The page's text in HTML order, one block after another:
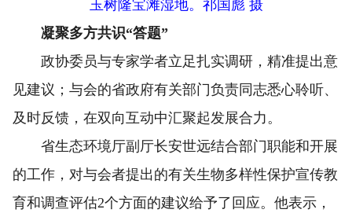
玉树隆宝滩湿地。祁国彪 摄
凝聚多方共识“答题”
政协委员与专家学者立足扎实调研，精准提出意
见建议；与会的省政府有关部门负责同志悉心聆听、
及时反馈，在双向互动中汇聚起发展合力。
省生态环境厅副厅长安世远结合部门职能和开展
的工作，对与会者提出的有关生物多样性保护宣传教
育和调查评估2个方面的建议给予了回应。他表示，